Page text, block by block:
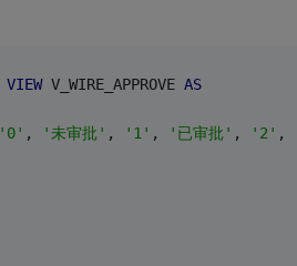
VIEW V_WIRE_APPROVE AS
'0' , '未审批' , '1' , '已审批' , '2' ,